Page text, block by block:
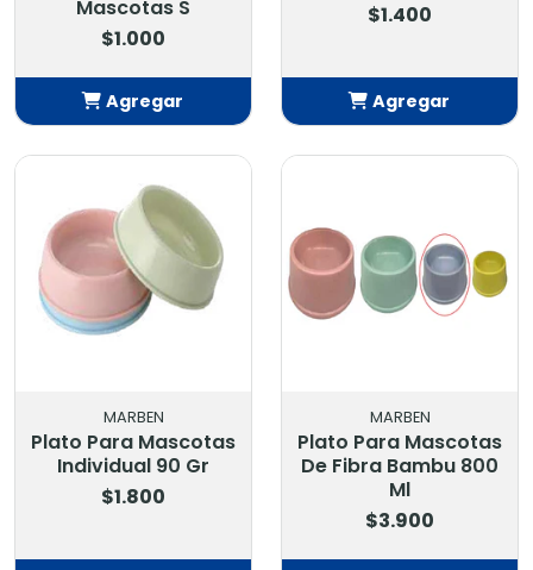
Mascotas S
$1.000
Agregar
$1.400
Agregar
MARBEN
Plato Para Mascotas
Individual 90 Gr
$1.800
MARBEN
Plato Para Mascotas
De Fibra Bambu 800
Ml
$3.900